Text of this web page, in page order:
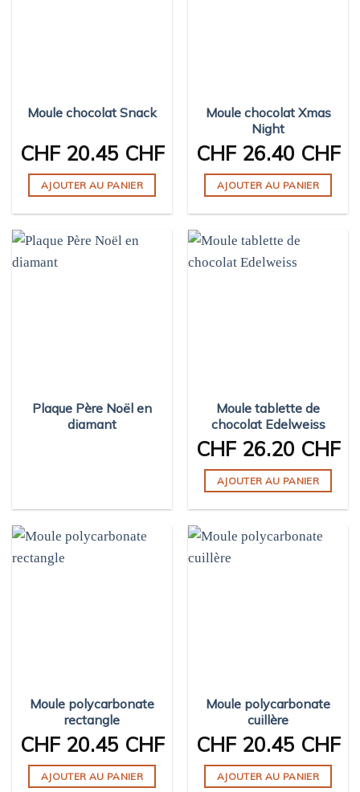
Moule chocolat Snack
CHF20.45 CHF
AJOUTER AU PANIER
Moule chocolat Xmas
Night
CHF26.40 CHF
AJOUTER AU PANIER
Plaque Père Noël en
diamant
Moule tablette de
chocolat Edelweiss
CHF26.20 CHF
AJOUTER AU PANIER
Moule polycarbonate
rectangle
CHF20.45 CHF
AJOUTER AU PANIER
Moule polycarbonate
cuillère
CHF20.45 CHF
AJOUTER AU PANIER